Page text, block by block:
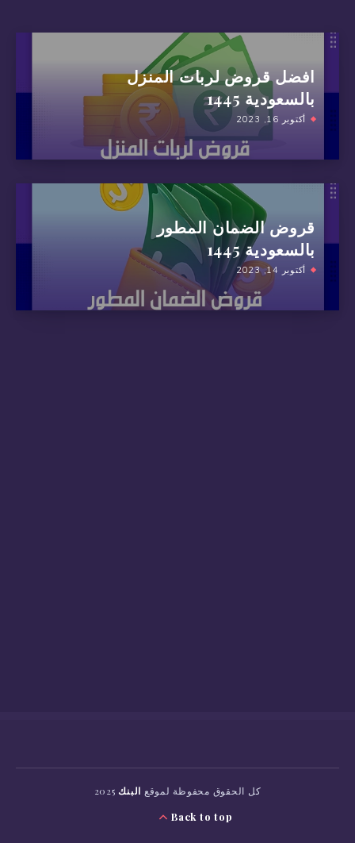
افضل قروض لربات المنزل
بالسعودية 1445
أكتوبر 16, 2023
قروض الضمان المطور
بالسعودية 1445
أكتوبر 14, 2023
كل الحقوق محفوظة لموقع البنك
Back to top